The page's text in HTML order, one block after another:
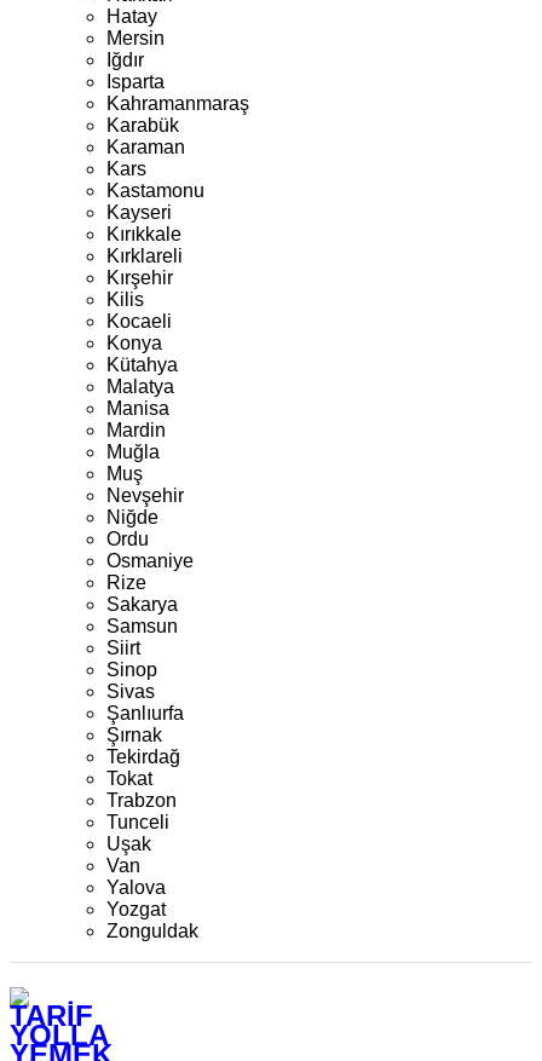
Hatay
Mersin
Iğdır
Isparta
Kahramanmaraş
Karabük
Karaman
Kars
Kastamonu
Kayseri
Kırıkkale
Kırklareli
Kırşehir
Kilis
Kocaeli
Konya
Kütahya
Malatya
Manisa
Mardin
Muğla
Muş
Nevşehir
Niğde
Ordu
Osmaniye
Rize
Sakarya
Samsun
Siirt
Sinop
Sivas
Şanlıurfa
Şırnak
Tekirdağ
Tokat
Trabzon
Tunceli
Uşak
Van
Yalova
Yozgat
Zonguldak